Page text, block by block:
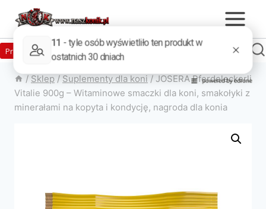
Produkty w sklepie Zaloguj 0
/ Sklep / Suplementy dla koni / JOSERA Pferdeleckerli
Vitalie 900g – Witaminowe smaczki dla koni, smakołyki z
minerałami na kopyta i kondycję, nagroda dla konia